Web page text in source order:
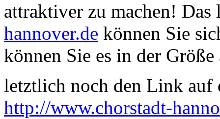
attraktiver zu machen! Das
hannover.de können Sie
können Sie es in der
letztlich noch den Link auf
http://www.chorstadt-